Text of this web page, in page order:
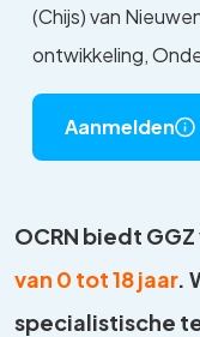
(Chijs) van
ontwikkeling,
Aanmelden
OCRN biedt
van 0 tot 18 jaar.
specialistische